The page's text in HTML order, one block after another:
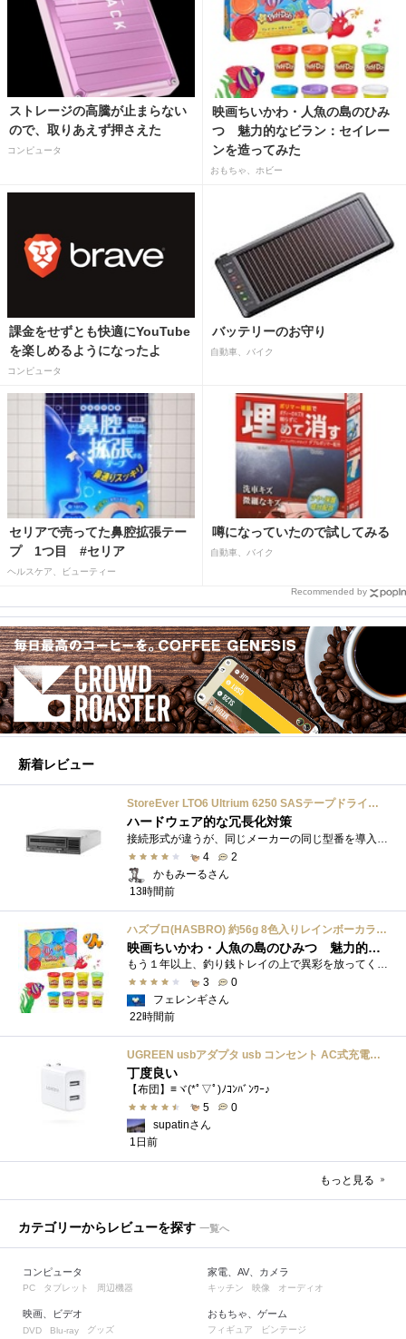
ストレージの高騰が止まらない
ので、取りあえず押さえた
コンピュータ
映画ちいかわ・人魚の島のひみ
つ 魅力的なビラン：セイレー
ンを造ってみた
おもちゃ、ホビー
課金をせずとも快適にYouTube
を楽しめるようになったよ
コンピュータ
バッテリーのお守り
自動車、バイク
セリアで売ってた鼻腔拡張テー
プ 1つ目 #セリア
ヘルスケア、ビューティー
噂になっていたので試してみる
自動車、バイク
Recommended by
新着レビュー
StoreEver LTO6 Ultrium 6250 SASテープドライブ(内蔵型)
ハードウェア的な冗長化対策
接続形式が違うが、同じメーカーの同じ型番を導入しています。製品としてのレビューは下記の方で行っています。いざ使おうとしたときに故障�...
4
2
かもみーるさん
13時間前
ハズブロ(HASBRO) 約56g 8色入りレインボーカラーのプレイ・ドー、新学期用品、2才以上のプリスクールの子供向け、子供向けのアート&クラフト 粘土 ねんど、こどもの日、子供の日プレゼント
映画ちいかわ・人魚の島のひみつ 魅力的なビラン：セイレーンを造ってみた
もう１年以上、釣り銭トレイの上で異彩を放ってくれたミャクミャクのマグネット 映画ちいかわ人魚の島のひみつを鑑賞後、素敵なビランのセイ...
3
0
フェレンギさん
22時間前
UGREEN usbアダプタ usb コンセント AC式充電器 3.1A PSE認証済み 折りたたみ式プラグ 2ポート
丁度良い
【布団】≡ヾ(*ﾟ▽ﾟ)ﾉｺﾝﾊﾞﾝﾜｰ♪
5
0
supatinさん
1日前
もっと見る
カテゴリーからレビューを探す 一覧へ
コンピュータ
PC タブレット 周辺機器
映画、ビデオ
DVD Blu-ray グッズ
家電、AV、カメラ
キッチン 映像 オーディオ
おもちゃ、ゲーム
フィギュア ビンテージ